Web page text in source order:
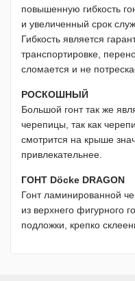
повышенную гибкость
и увеличенный срок
Гибкость является
транспортировке,
сломается и не
РОСКОШНЫЙ
Большой гонт так же
черепицы, так как
смотрится на крыше
привлекательнее.
ГОНТ Döcke DRAGON
Гонт ламинированной
из верхнего фигурного
подложки, крепко